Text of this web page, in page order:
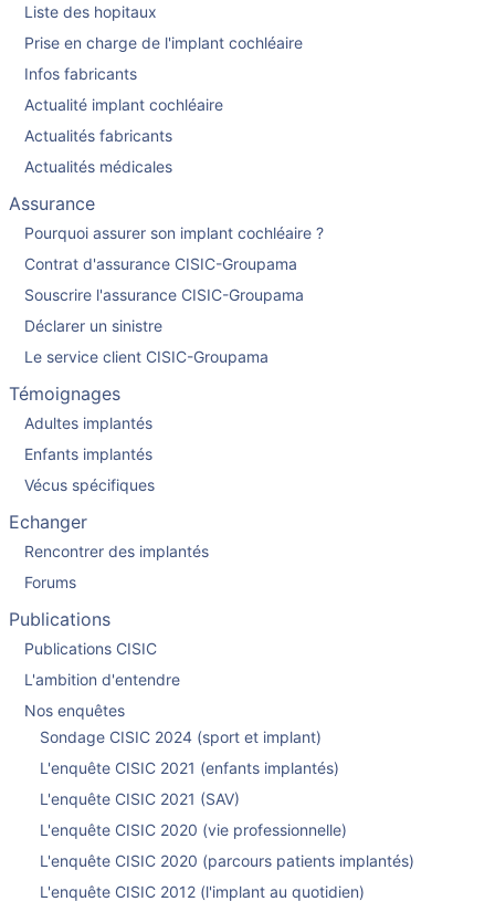
Liste des hopitaux
Prise en charge de l'implant cochléaire
Infos fabricants
Actualité implant cochléaire
Actualités fabricants
Actualités médicales
Assurance
Pourquoi assurer son implant cochléaire ?
Contrat d'assurance CISIC-Groupama
Souscrire l'assurance CISIC-Groupama
Déclarer un sinistre
Le service client CISIC-Groupama
Témoignages
Adultes implantés
Enfants implantés
Vécus spécifiques
Echanger
Rencontrer des implantés
Forums
Publications
Publications CISIC
L'ambition d'entendre
Nos enquêtes
Sondage CISIC 2024 (sport et implant)
L'enquête CISIC 2021 (enfants implantés)
L'enquête CISIC 2021 (SAV)
L'enquête CISIC 2020 (vie professionnelle)
L'enquête CISIC 2020 (parcours patients implantés)
L'enquête CISIC 2012 (l'implant au quotidien)